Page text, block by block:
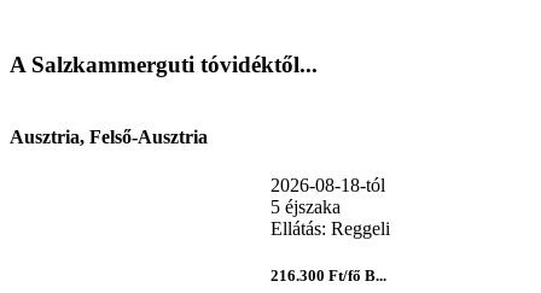
A Salzkammerguti tóvidéktől...
Ausztria, Felső-Ausztria
2026-08-18-tól
5 éjszaka
Ellátás: Reggeli
216.300 Ft/fő B...